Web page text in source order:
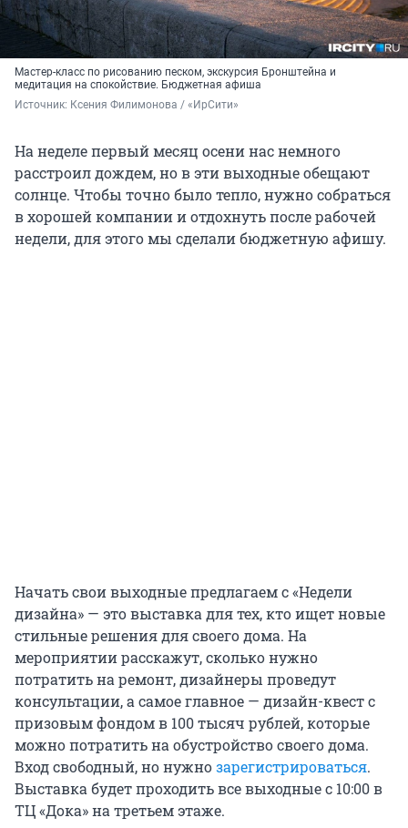
Мастер-класс по рисованию песком, экскурсия Бронштейна и
медитация на спокойствие. Бюджетная афиша
Источник: Ксения Филимонова / «ИрСити»
На неделе первый месяц осени нас немного
расстроил дождем, но в эти выходные обещают
солнце. Чтобы точно было тепло, нужно собраться
в хорошей компании и отдохнуть после рабочей
недели, для этого мы сделали бюджетную афишу.
Начать свои выходные предлагаем с «Недели
дизайна» — это выставка для тех, кто ищет новые
стильные решения для своего дома. На
мероприятии расскажут, сколько нужно
потратить на ремонт, дизайнеры проведут
консультации, а самое главное — дизайн-квест с
призовым фондом в 100 тысяч рублей, которые
можно потратить на обустройство своего дома.
Вход свободный, но нужнозарегистрироваться.
Выставка будет проходить все выходные с 10:00 в
ТЦ «Дока» на третьем этаже.